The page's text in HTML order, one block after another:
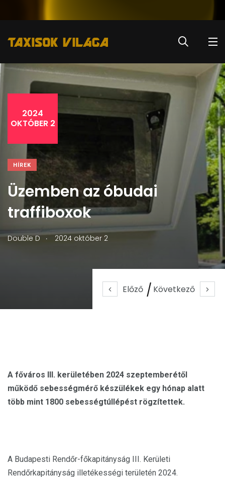
Előző Következő
2024
OKTÓBER 2
HÍREK
Üzemben az óbudai
traffiboxok
Double D . 2024 október 2
A főváros III. kerületében 2024 szeptemberétől
működő sebességmérő készülékek egy hónap alatt
több mint 1800 sebességtúllépést rögzítettek.
A Budapesti Rendőr-főkapitányság III. Kerületi
Rendőrkapitányság illetékességi területén 2024.